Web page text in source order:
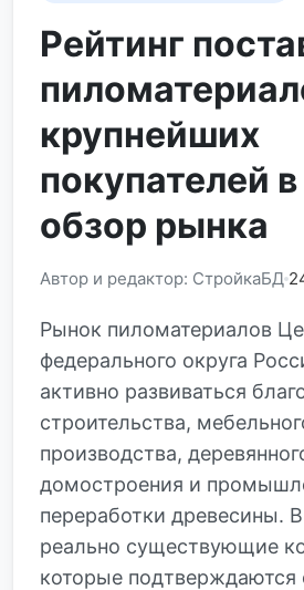
Рейтинг
крупнейших
покупателей
обзор рынка
Автор и редактор: СтройкаБД
Рынок пиломатериалов
федерального округа
активно развиваться
строительства,
производства,
домостроения и
переработки древесины.
реально существующие
которые